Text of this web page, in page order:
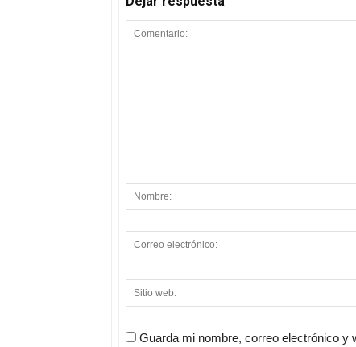
Guarda mi nombre, correo electrónico y